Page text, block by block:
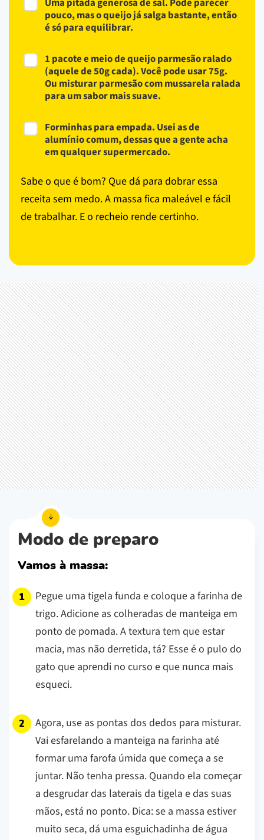
Uma pitada generosa de sal. Pode parecer
pouco, mas o queijo já salga bastante, então
é só para equilibrar.
1 pacote e meio de queijo parmesão ralado
(aquele de 50g cada). Você pode usar 75g.
Ou misturar parmesão com mussarela ralada
para um sabor mais suave.
Forminhas para empada. Usei as de
alumínio comum, dessas que a gente acha
em qualquer supermercado.
Sabe o que é bom? Que dá para dobrar essa
receita sem medo. A massa fica maleável e fácil
de trabalhar. E o recheio rende certinho.
Modo de preparo
Vamos à massa:
Pegue uma tigela funda e coloque a farinha de
trigo. Adicione as colheradas de manteiga em
ponto de pomada. A textura tem que estar
macia, mas não derretida, tá? Esse é o pulo do
gato que aprendi no curso e que nunca mais
esqueci.
Agora, use as pontas dos dedos para misturar.
Vai esfarelando a manteiga na farinha até
formar uma farofa úmida que começa a se
juntar. Não tenha pressa. Quando ela começar
a desgrudar das laterais da tigela e das suas
mãos, está no ponto. Dica: se a massa estiver
muito seca, dá uma esguichadinha de água